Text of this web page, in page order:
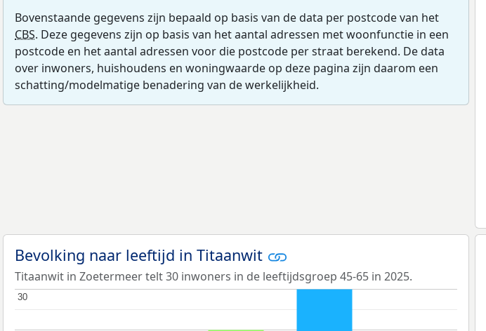
Bovenstaande gegevens zijn bepaald op basis van de data per postcode van het
CBS. Deze gegevens zijn op basis van het aantal adressen met woonfunctie in een
postcode en het aantal adressen voor die postcode per straat berekend. De data
over inwoners, huishoudens en woningwaarde op deze pagina zijn daarom een
schatting/modelmatige benadering van de werkelijkheid.
Bevolking naar leeftijd in Titaanwit
Titaanwit in Zoetermeer telt 30 inwoners in de leeftijdsgroep 45-65 in 2025.
30
30